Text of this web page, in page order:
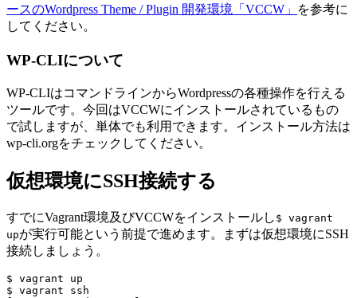
ースのWordpress Theme / Plugin 開発環境「VCCW」
を参考に
してください。
WP-CLIについて
WP-CLIはコマンドラインからWordpressの各種操作を行える
ツールです。今回はVCCWにインストールされているもの
で試しますが、単体でも利用できます。インストール方法は
wp-cli.orgをチェックしてください。
仮想環境にSSH接続する
すでにVagrant環境及びVCCWをインストールし $ vagrant
upが実行可能という前提で進めます。まずは仮想環境にSSH
接続しましょう。
$ vagrant up
$ vagrant ssh